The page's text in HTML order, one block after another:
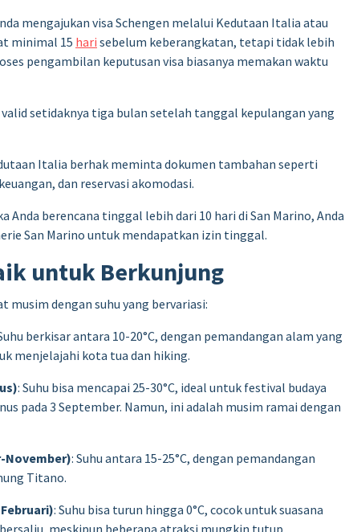
mengajukan visa Schengen melalui Kedutaan Italia atau
minimal 15 hari sebelum keberangkatan, tetapi tidak lebih
pengambilan keputusan visa biasanya memakan waktu
valid setidaknya tiga bulan setelah tanggal kepulangan yang
Italia berhak meminta dokumen tambahan seperti
dan reservasi akomodasi.
Anda berencana tinggal lebih dari 10 hari di San Marino, Anda
San Marino untuk mendapatkan izin tinggal.
untuk Berkunjung
dengan suhu yang bervariasi:
berkisar antara 10-20°C, dengan pemandangan alam yang
menjelajahi kota tua dan hiking.
: Suhu bisa mencapai 25-30°C, ideal untuk festival budaya
pada 3 September. Namun, ini adalah musim ramai dengan
November): Suhu antara 15-25°C, dengan pemandangan
Titano.
: Suhu bisa turun hingga 0°C, cocok untuk suasana